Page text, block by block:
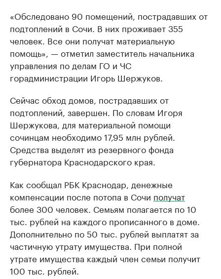
«Обследовано 90 помещений, пострадавших от
подтоплений в Сочи. В них проживает 355
человек. Все они получат материальную
помощь», — отметил заместитель начальника
управления по делам ГО и ЧС
горадминистрации Игорь Шержуков.
Сейчас обход домов, пострадавших от
подтоплений, завершен. По словам Игоря
Шержукова, для материальной помощи
сочинцам необходимо 17,95 млн рублей.
Средства выделят из резервного фонда
губернатора Краснодарского края.
Как сообщал РБК Краснодар, денежные
компенсации после потопа в Сочи получат
более 300 человек. Семьям полагается по 10
тыс. рублей на каждого прописанного в доме.
Дополнительно по 50 тыс. рублей выплатят за
частичную утрату имущества. При полной
утрате имущества каждый член семьи получит
100 тыс. рублей.